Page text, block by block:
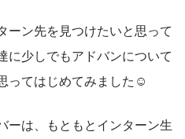
ーン先を見つけたいと思って
に少しでもアドバンについて
ってはじめてみました☺
ーは、もともとインターン生